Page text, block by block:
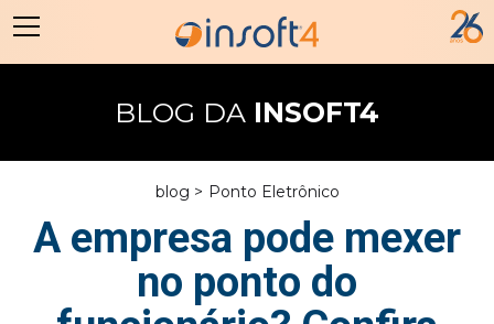
BLOG DAINSOFT4
blog > Ponto Eletrônico
A empresa pode mexer
no ponto do